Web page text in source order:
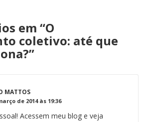
em “O
coletivo: até que
”
MATTOS
de 2014 às 19:36
Acessem meu blog e veja